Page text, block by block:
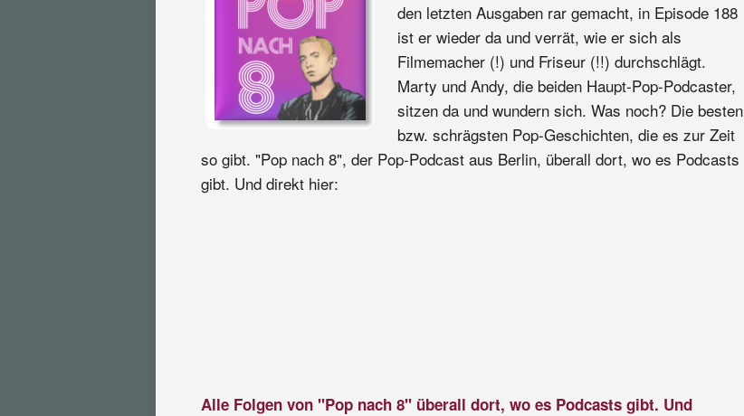
den letzten Ausgaben rar gemacht, in Episode 188
ist er wieder da und verrät, wie er sich als
Filmemacher (!) und Friseur (!!) durchschlägt.
Marty und Andy, die beiden Haupt-Pop-Podcaster,
sitzen da und wundern sich. Was noch? Die besten
bzw. schrägsten Pop-Geschichten, die es zur Zeit
so gibt. "Pop nach 8", der Pop-Podcast aus Berlin, überall dort, wo es Podcasts
gibt. Und direkt hier:
Alle Folgen von "Pop nach 8" überall dort, wo es Podcasts gibt. Und